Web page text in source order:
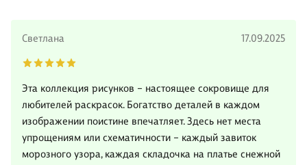
Светлана 17.09.2025
Эта коллекция рисунков – настоящее сокровище для
любителей раскрасок. Богатство деталей в каждом
изображении поистине впечатляет. Здесь нет места
упрощениям или схематичности – каждый завиток
морозного узора, каждая складочка на платье снежной